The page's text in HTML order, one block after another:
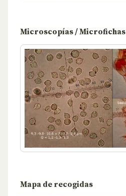
Microscopías / Microfichas
Mapa de recogidas